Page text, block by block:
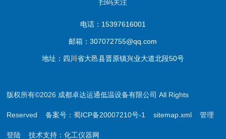
扫码关注
电话：15397616001
邮箱：307072755@qq.com
地址：四川省大邑县晋原镇兴业大道北段50号
版权所有©2026 成都卓达运通低温设备有限公司 All Rights
Reserved备案号：蜀ICP备20007210号-1 sitemap.xml 管理
登陆 技术支持：化工仪器网